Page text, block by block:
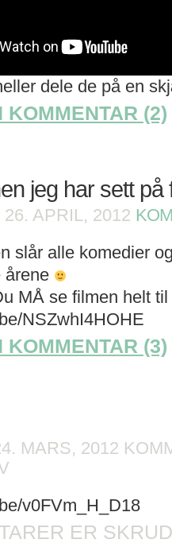
dele de på en
KOMMENTAR (2)
jeg har sett på
APRIL, 2012
slår alle komedier
årene
MÅ se filmen helt
NSZwhI4HOHE
KOMMENTAR (3)
MARS, 2012
v0FVm_H_D18
ER